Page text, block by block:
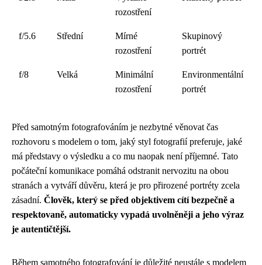
rozostření
f/5.6 Střední
Mírné
rozostření
Skupinový
portrét
f/8 Velká
Minimální
rozostření
Environmentální
portrét
Před samotným fotografováním je nezbytné věnovat čas
rozhovoru s modelem o tom, jaký styl fotografií preferuje, jaké
má představy o výsledku a co mu naopak není příjemné. Tato
počáteční komunikace pomáhá odstranit nervozitu na obou
stranách a vytváří důvěru, která je pro přirozené portréty zcela
zásadní. Člověk, který se před objektivem cítí bezpečně a
respektovaně, automaticky vypadá uvolněněji a jeho výraz
je autentičtější.
Během samotného fotografování je důležité neustále s modelem